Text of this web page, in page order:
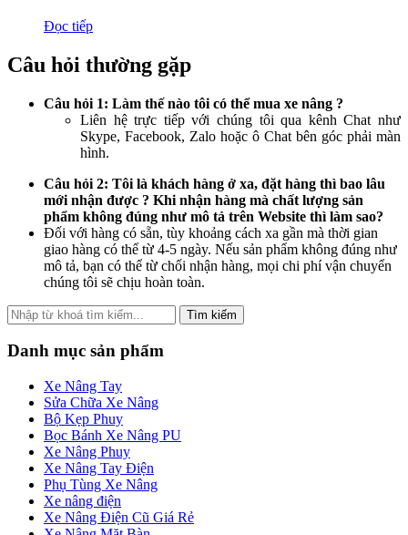
Đọc tiếp
Câu hỏi thường gặp
Câu hỏi 1: Làm thế nào tôi có thể mua xe nâng ?
Liên hệ trực tiếp với chúng tôi qua kênh Chat như
Skype, Facebook, Zalo hoặc ô Chat bên góc phải màn
hình.
Câu hỏi 2: Tôi là khách hàng ở xa, đặt hàng thì bao lâu
mới nhận được ? Khi nhận hàng mà chất lượng sản
phẩm không đúng như mô tả trên Website thì làm sao?
Đối với hàng có sẵn, tùy khoảng cách xa gần mà thời gian
giao hàng có thể từ 4-5 ngày. Nếu sản phẩm không đúng như
mô tả, bạn có thể từ chối nhận hàng, mọi chi phí vận chuyển
chúng tôi sẽ chịu hoàn toàn.
Tìm kiếm
Danh mục sản phẩm
Xe Nâng Tay
Sửa Chữa Xe Nâng
Bộ Kẹp Phuy
Bọc Bánh Xe Nâng PU
Xe Nâng Phuy
Xe Nâng Tay Điện
Phụ Tùng Xe Nâng
Xe nâng điện
Xe Nâng Điện Cũ Giá Rẻ